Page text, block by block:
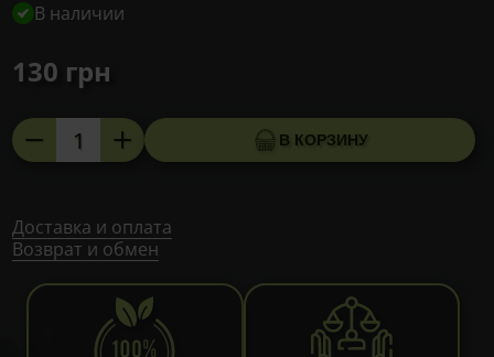
В наличии
130 грн
Количество
товара
(ромашка,
зверобой,
перечная),
В КОРЗИНУ
Доставка и оплата
Возврат и обмен